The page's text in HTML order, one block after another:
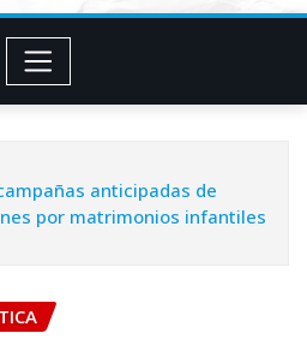
anticipadas de
por matrimonios infantiles